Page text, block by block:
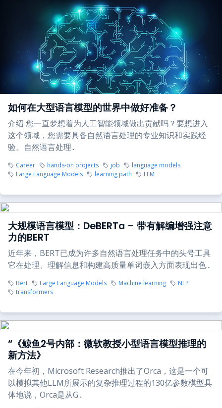
如何在大型语言模型的世界中做好准备？
介绍 您一直梦想着为人工智能领域做出贡献吗？要想进入
这个领域，您需要具备自然语言处理的专业知识和实践经
验。自然语言处理...
Career hands-on projects job
language models
Large Language Models
learning path LLM
大规模语言模型：DeBERTa – 带有解编增强注意
力的BERT
近年来，BERT已成为许多自然语言处理任务中的头号工具
它在处理、理解信息和构建高质量单词嵌入方面表现出色...
Bert Large Language Models Machine learning
NLP
transformers
“《鲸鱼2号内部：微软教授小型语言模型推理的
新方法》
在今年初，Microsoft Research推出了Orca，这是一个可
以模拟其他LLM所展示的复杂推理过程的130亿参数模型具
体地说，Orca是从G...